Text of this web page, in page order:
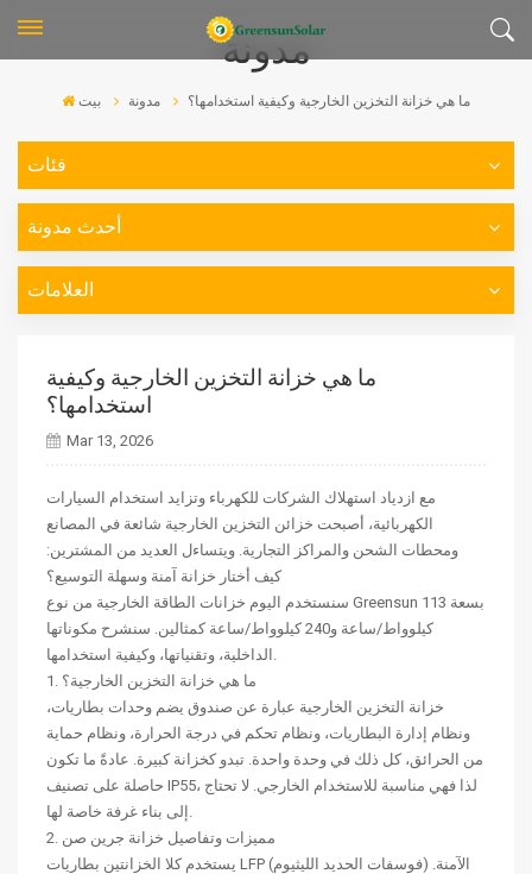
مدونة
بيت مدونة ما هي خزانة التخزين الخارجية وكيفية استخدامها؟
فئات
أحدث مدونة
العلامات
ما هي خزانة التخزين الخارجية وكيفية
استخدامها؟
Mar 13, 2026
مع ازدياد استهلاك الشركات للكهرباء وتزايد استخدام السيارات
الكهربائية، أصبحت خزائن التخزين الخارجية شائعة في المصانع
ومحطات الشحن والمراكز التجارية. ويتساءل العديد من المشترين:
كيف أختار خزانة آمنة وسهلة التوسيع؟
سنستخدم اليوم خزانات الطاقة الخارجية من نوع Greensun بسعة 113
كيلوواط/ساعة و240 كيلوواط/ساعة كمثالين. سنشرح مكوناتها
الداخلية، وتقنياتها، وكيفية استخدامها.
1. ما هي خزانة التخزين الخارجية؟
خزانة التخزين الخارجية عبارة عن صندوق يضم وحدات بطاريات،
ونظام إدارة البطاريات، ونظام تحكم في درجة الحرارة، ونظام حماية
من الحرائق، كل ذلك في وحدة واحدة. تبدو كخزانة كبيرة. عادةً ما تكون
حاصلة على تصنيف IP55، لذا فهي مناسبة للاستخدام الخارجي. لا تحتاج
إلى بناء غرفة خاصة لها.
2. مميزات وتفاصيل خزانة جرين صن
يستخدم كلا الخزانتين بطاريات LFP (فوسفات الحديد الليثيوم) الآمنة.